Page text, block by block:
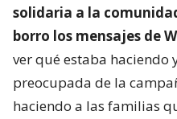
solidaria a la
borro los mensajes de
ver qué estaba haciendo
preocupada de la
haciendo a las familias